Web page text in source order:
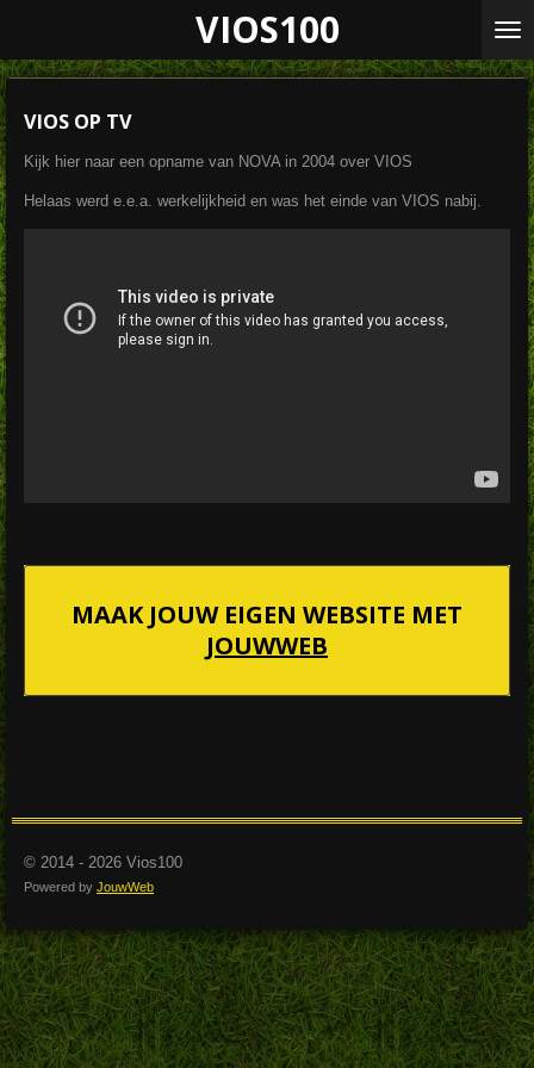
naar
hoofdinhoud
VIOS100
VIOS OP TV
Kijk hier naar een opname van NOVA in 2004 over VIOS
Helaas werd e.e.a. werkelijkheid en was het einde van VIOS nabij.
MAAK JOUW EIGEN WEBSITE MET
JOUWWEB
© 2014 - 2026 Vios100
Powered by JouwWeb